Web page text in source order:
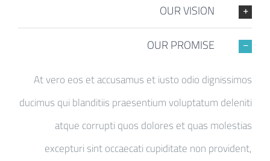
OUR VISION
OUR PROMISE
At vero eos et accusamus et iusto odio dignissimos
ducimus qui blanditiis praesentium voluptatum deleniti
atque corrupti quos dolores et quas molestias
excepturi sint occaecati cupiditate non provident,